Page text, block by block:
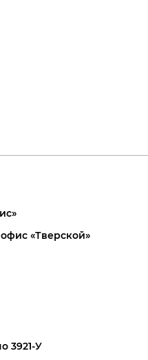
«Тверской»
3921-У